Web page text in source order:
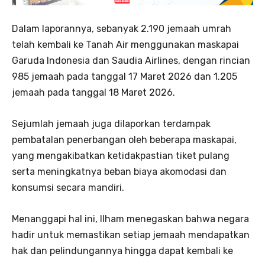
Dalam laporannya, sebanyak 2.190 jemaah umrah
telah kembali ke Tanah Air menggunakan maskapai
Garuda Indonesia dan Saudia Airlines, dengan rincian
985 jemaah pada tanggal 17 Maret 2026 dan 1.205
jemaah pada tanggal 18 Maret 2026.
Sejumlah jemaah juga dilaporkan terdampak
pembatalan penerbangan oleh beberapa maskapai,
yang mengakibatkan ketidakpastian tiket pulang
serta meningkatnya beban biaya akomodasi dan
konsumsi secara mandiri.
Menanggapi hal ini, Ilham menegaskan bahwa negara
hadir untuk memastikan setiap jemaah mendapatkan
hak dan pelindungannya hingga dapat kembali ke